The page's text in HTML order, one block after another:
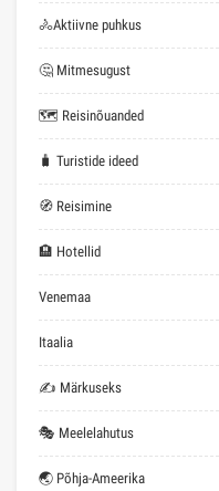
🚴Aktiivne puhkus
🤔 Mitmesugust
🗺 Reisinõuanded
🧳 Turistide ideed
🧭 Reisimine
🏨 Hotellid
Venemaa
Itaalia
✍ Märkuseks
🎭 Meelelahutus
🌏 Põhja-Ameerika